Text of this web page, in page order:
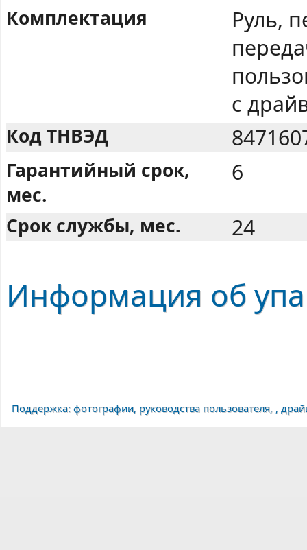
Комплектация
Руль,
с
Код ТНВЭД
Гарантийный срок,
мес.
6
Срок службы, мес. 24
Информация об
Поддержка: фотографии, руководства пользователя, ,